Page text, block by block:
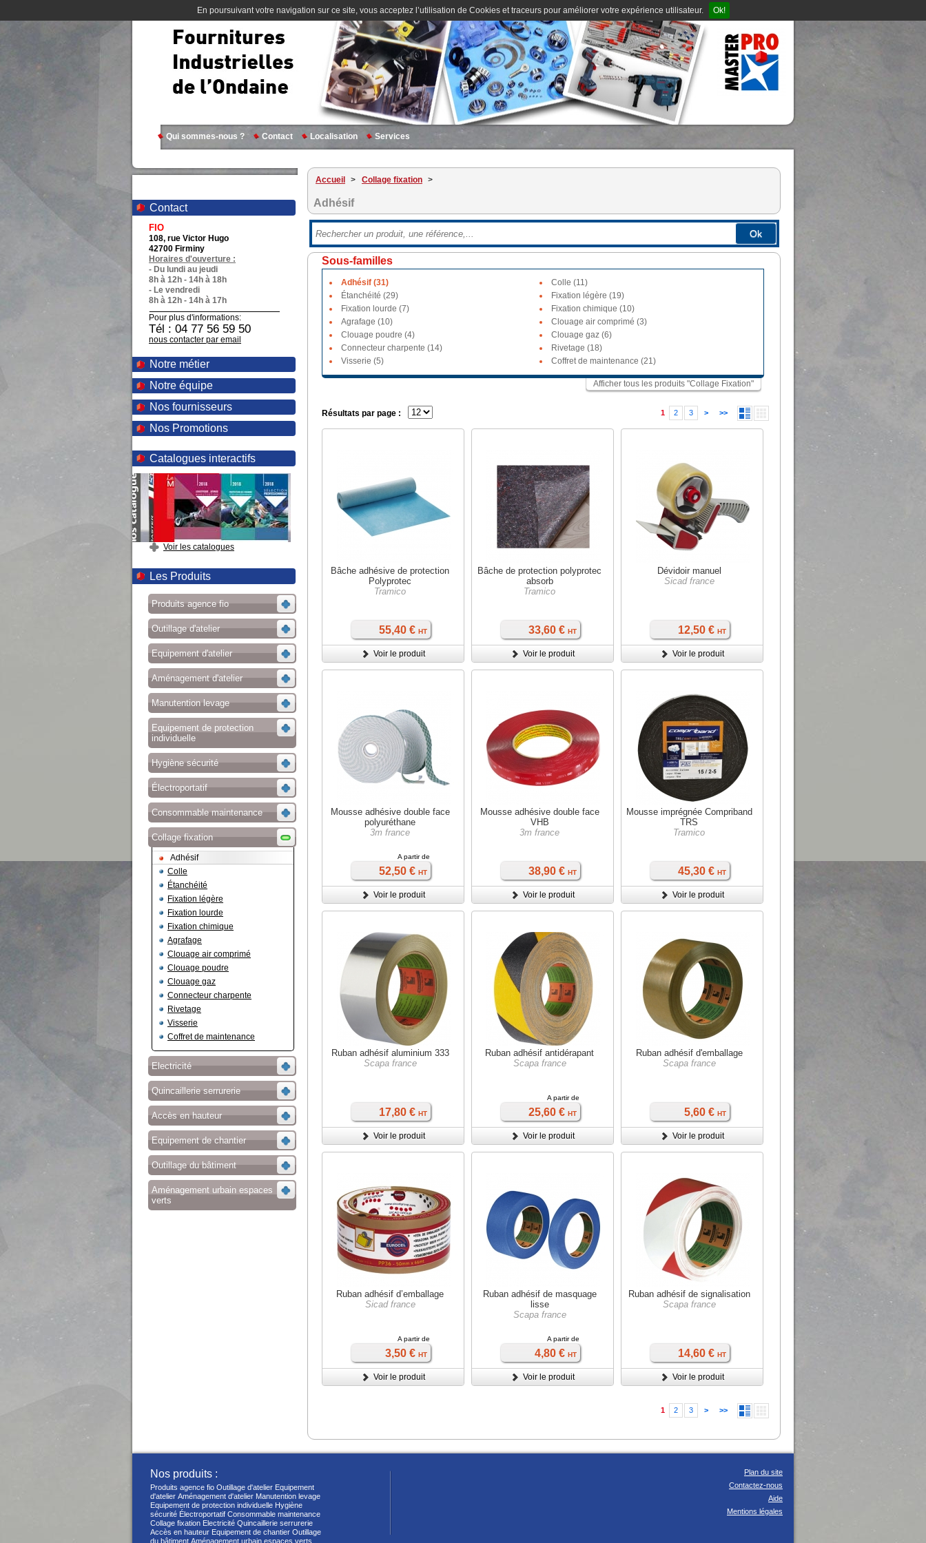
En poursuivant votre navigation sur ce site, vous acceptez l’utilisation de Cookies et traceurs pour améliorer votre expérience utilisateur. Ok!
Qui sommes-nous ? Contact Localisation Services
Contact
FIO
108, rue Victor Hugo
42700 Firminy
Horaires d'ouverture :
- Du lundi au jeudi
8h à 12h - 14h à 18h
- Le vendredi
8h à 12h - 14h à 17h
Pour plus d'informations:
Tél : 04 77 56 59 50
nous contacter par email
Notre métier
Notre équipe
Nos fournisseurs
Nos Promotions
Catalogues interactifs
Voir les catalogues
Les Produits
Produits agence fio
Outillage d'atelier
Equipement d'atelier
Aménagement d'atelier
Manutention levage
Equipement de protection
individuelle
Hygiène sécurité
Électroportatif
Consommable maintenance
Collage fixation
Adhésif
Colle
Étanchéité
Fixation légère
Fixation lourde
Fixation chimique
Agrafage
Clouage air comprimé
Clouage poudre
Clouage gaz
Connecteur charpente
Rivetage
Visserie
Coffret de maintenance
Electricité
Quincaillerie serrurerie
Accès en hauteur
Equipement de chantier
Outillage du bâtiment
Aménagement urbain espaces
verts
Accueil > Collage fixation >
Adhésif
Ok
Sous-familles
Adhésif (31)
Colle (11)
Étanchéité (29)
Fixation légère (19)
Fixation lourde (7)
Fixation chimique (10)
Agrafage (10)
Clouage air comprimé (3)
Clouage poudre (4)
Clouage gaz (6)
Connecteur charpente (14)
Rivetage (18)
Visserie (5)
Coffret de maintenance (21)
Afficher tous les produits "Collage Fixation"
Résultats par page : 1 2 3 > >>
Bâche adhésive de protection
Polyprotec
Tramico
55,40 € HT
Voir le produit
Bâche de protection polyprotec
absorb
Tramico
33,60 € HT
Voir le produit
Dévidoir manuel
Sicad france
12,50 € HT
Voir le produit
Mousse adhésive double face
polyuréthane
3m france
A partir de
52,50 € HT
Voir le produit
Mousse adhésive double face
VHB
3m france
38,90 € HT
Voir le produit
Mousse imprégnée Compriband
TRS
Tramico
45,30 € HT
Voir le produit
Ruban adhésif aluminium 333
Scapa france
17,80 € HT
Voir le produit
Ruban adhésif antidérapant
Scapa france
A partir de
25,60 € HT
Voir le produit
Ruban adhésif d'emballage
Scapa france
5,60 € HT
Voir le produit
Ruban adhésif d’emballage
Sicad france
A partir de
3,50 € HT
Voir le produit
Ruban adhésif de masquage
lisse
Scapa france
A partir de
4,80 € HT
Voir le produit
Ruban adhésif de signalisation
Scapa france
14,60 € HT
Voir le produit
1 2 3 > >>
Plan du site
Contactez-nous
Aide
Mentions légales
Nos produits :
Produits agence fio Outillage d'atelier Equipement
d'atelier Aménagement d'atelier Manutention levage
Equipement de protection individuelle Hygiène
sécurité Électroportatif Consommable maintenance
Collage fixation Electricité Quincaillerie serrurerie
Accès en hauteur Equipement de chantier Outillage
du bâtiment Aménagement urbain espaces verts